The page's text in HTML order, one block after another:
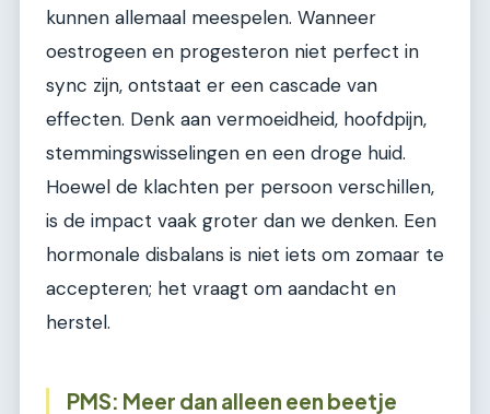
kunnen allemaal meespelen. Wanneer
oestrogeen en progesteron niet perfect in
sync zijn, ontstaat er een cascade van
effecten. Denk aan vermoeidheid, hoofdpijn,
stemmingswisselingen en een droge huid.
Hoewel de klachten per persoon verschillen,
is de impact vaak groter dan we denken. Een
hormonale disbalans is niet iets om zomaar te
accepteren; het vraagt om aandacht en
herstel.
PMS: Meer dan alleen een beetje